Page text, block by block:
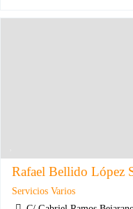
Rafael Bellido López
Servicios Varios